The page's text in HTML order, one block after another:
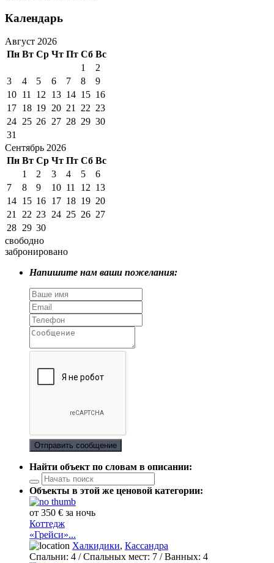
Календарь
Август 2026
Пн Вт Ср Чт Пт Сб Вс
1
2
3
4 5 6 7 8
9
10 11 12 13 14 15 16
17 18 19 20 21 22 23
24 25 26 27 28 29 30
31
Сентябрь 2026
Пн Вт Ср Чт Пт Сб Вс
1
2 3 4 5
6
7
8 9 10 11 12 13
14 15 16 17 18 19 20
21
22 23 24 25 26 27
28 29 30
свободно
забронировано
Напишите нам ваши пожелания:
Отправить сообщение
Найти объект по словам в описании:
Объекты в этой же ценовой категории:
от 350 € за ночь
Коттедж
«Грейси»...
Халкидики, Кассандра
Спальни: 4 / Спальных мест: 7 /Ванных: 4